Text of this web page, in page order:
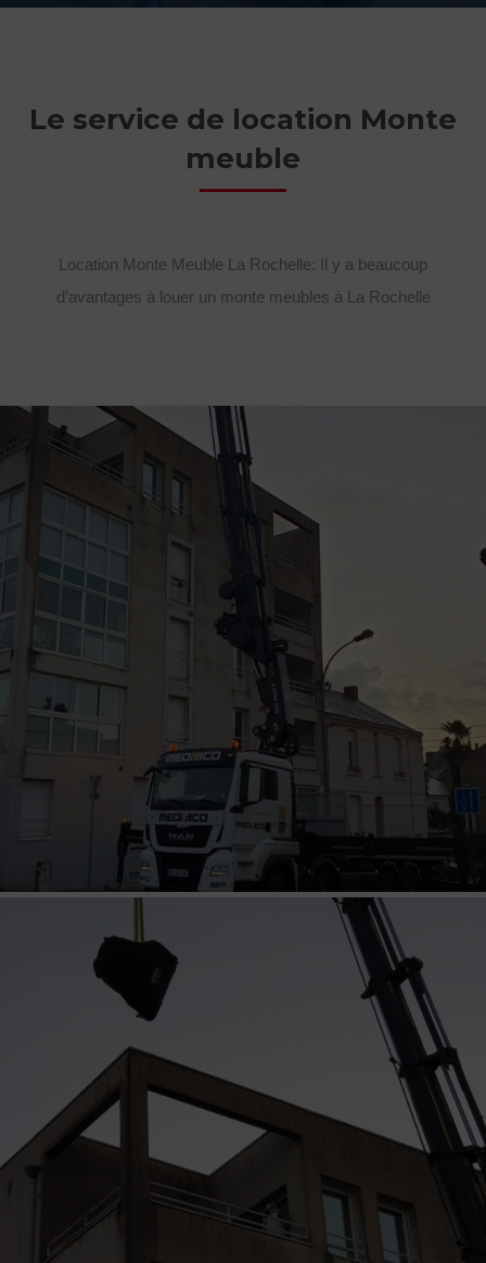
Le service de location Monte
meuble
Location Monte Meuble La Rochelle: Il y a beaucoup
d’avantages à louer un monte meubles à La Rochelle